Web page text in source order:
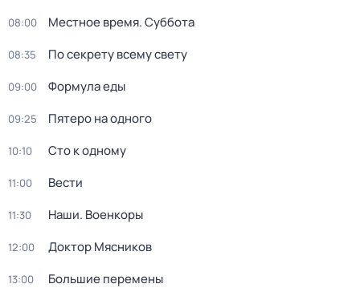
08:00 Местное время. Суббота
08:35 По секрету всему свету
09:00 Формула еды
09:25 Пятеро на одного
10:10 Сто к одному
11:00 Вести
11:30 Наши. Военкоры
12:00 Доктор Мясников
13:00 Большие перемены